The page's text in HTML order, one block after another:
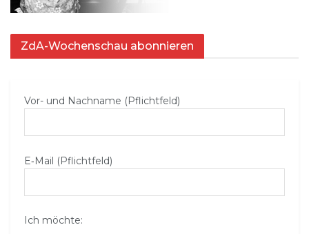
ZdA-Wochenschau abonnieren
Vor- und Nachname (Pflichtfeld)
E‑Mail (Pflichtfeld)
Ich möchte: